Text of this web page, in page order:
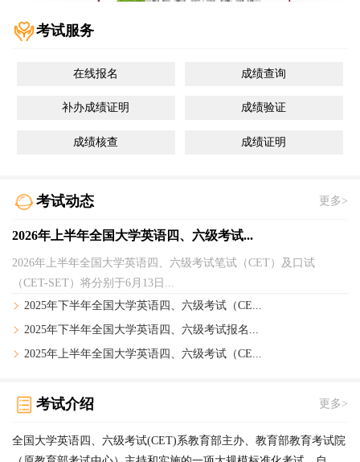
考试服务
在线报名 成绩查询
补办成绩证明 成绩验证
成绩核查 成绩证明
考试动态 更多>
2026年上半年全国大学英语四、六级考试...
2026年上半年全国大学英语四、六级考试笔试（CET）及口试
（CET-SET）将分别于6月13日...
2025年下半年全国大学英语四、六级考试（CE...
2025年下半年全国大学英语四、六级考试报名...
2025年上半年全国大学英语四、六级考试（CE...
考试介绍 更多>
全国大学英语四、六级考试(CET)系教育部主办、教育部教育考试院